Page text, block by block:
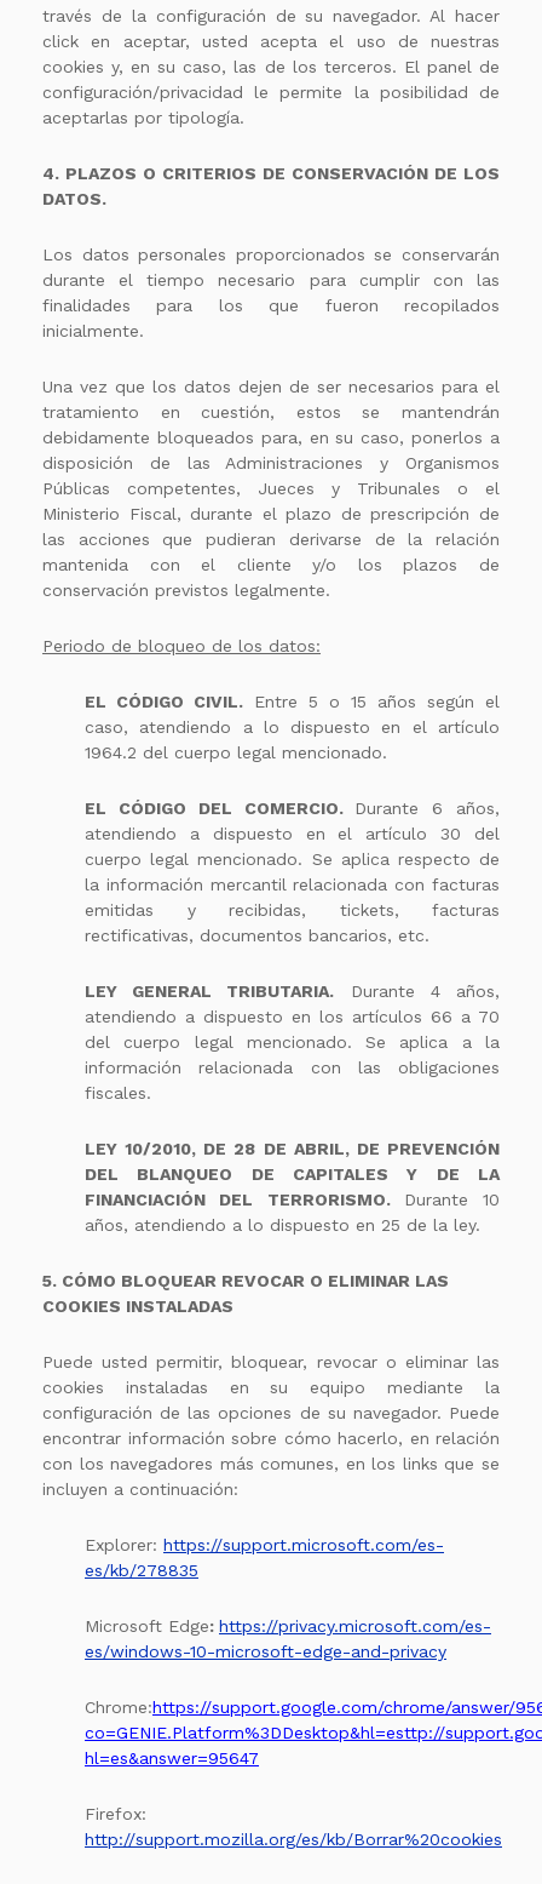
través de la configuración de su navegador. Al hacer
click en aceptar, usted acepta el uso de nuestras
cookies y, en su caso, las de los terceros. El panel de
configuración/privacidad le permite la posibilidad de
aceptarlas por tipología.
4. PLAZOS O CRITERIOS DE CONSERVACIÓN DE LOS
DATOS.
Los datos personales proporcionados se conservarán
durante el tiempo necesario para cumplir con las
finalidades para los que fueron recopilados
inicialmente.
Una vez que los datos dejen de ser necesarios para el
tratamiento en cuestión, estos se mantendrán
debidamente bloqueados para, en su caso, ponerlos a
disposición de las Administraciones y Organismos
Públicas competentes, Jueces y Tribunales o el
Ministerio Fiscal, durante el plazo de prescripción de
las acciones que pudieran derivarse de la relación
mantenida con el cliente y/o los plazos de
conservación previstos legalmente.
Periodo de bloqueo de los datos:
EL CÓDIGO CIVIL. Entre 5 o 15 años según el
caso, atendiendo a lo dispuesto en el artículo
1964.2 del cuerpo legal mencionado.
EL CÓDIGO DEL COMERCIO.
Durante 6 años,
atendiendo a dispuesto en el artículo 30 del
cuerpo legal mencionado. Se aplica respecto de
la información mercantil relacionada con facturas
emitidas y recibidas, tickets, facturas
rectificativas, documentos bancarios, etc.
LEY GENERAL TRIBUTARIA. Durante 4 años,
atendiendo a dispuesto en los artículos 66 a 70
del cuerpo legal mencionado. Se aplica a la
información relacionada con las obligaciones
fiscales.
LEY 10/2010, DE 28 DE ABRIL, DE PREVENCIÓN
DEL BLANQUEO DE CAPITALES Y DE LA
FINANCIACIÓN DEL TERRORISMO. Durante 10
años, atendiendo a lo dispuesto en 25 de la ley.
5. CÓMO BLOQUEAR REVOCAR O ELIMINAR LAS
COOKIES INSTALADAS
Puede usted permitir, bloquear, revocar o eliminar las
cookies instaladas en su equipo mediante la
configuración de las opciones de su navegador. Puede
encontrar información sobre cómo hacerlo, en relación
con los navegadores más comunes, en los links que se
incluyen a continuación:
Explorer: https://support.microsoft.com/es-
es/kb/278835
Microsoft Edge: https://privacy.microsoft.com/es-
es/windows-10-microsoft-edge-and-privacy
Chrome:https://support.google.com/chrome/answer/
co=GENIE.Platform%3DDesktop&hl=esttp://
hl=es&answer=95647
Firefox:
http://support.mozilla.org/es/kb/Borrar%20cookies